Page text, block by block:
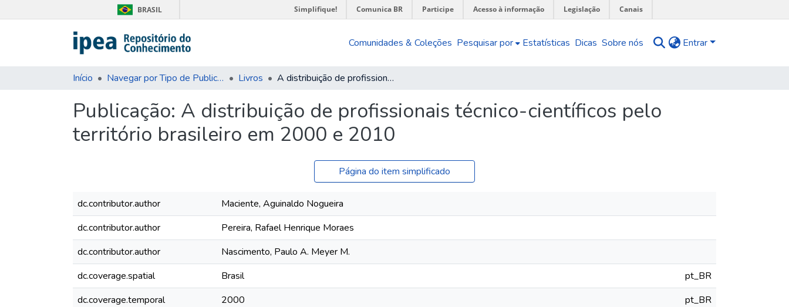
BRASIL Simplifique! Comunica BR Participe Acesso à informação Legislação Canais
Comunidades & Coleções Pesquisar por Estatísticas Dicas Sobre nós Entrar
Início Navegar por Tipo de Publicação Livros A distribuição de profissionais técnico-científicos pelo território brasileiro em 2000 e 2010
Publicação: A distribuição de profissionais técnico-científicos pelo
território brasileiro em 2000 e 2010
Página do item simplificado
dc.contributor.author
Maciente, Aguinaldo Nogueira
dc.contributor.author
Pereira, Rafael Henrique Moraes
dc.contributor.author
Nascimento, Paulo A. Meyer M.
dc.coverage.spatial
Brasil
pt_BR
dc.coverage.temporal
2000
pt_BR